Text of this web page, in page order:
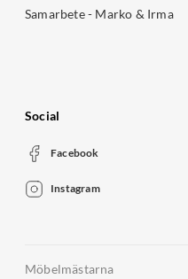
Samarbete - Marko & Irma
Social
Facebook
Instagram
Möbelmästarna